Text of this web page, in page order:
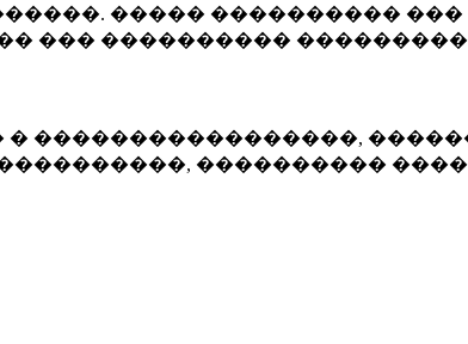
����� ����������
��� ����������
�����������������,
����������